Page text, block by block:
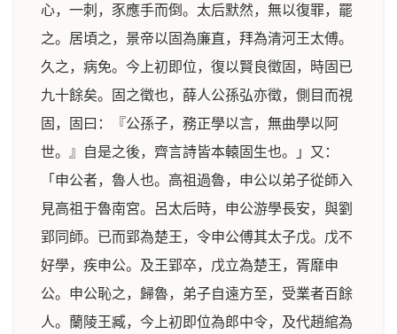
心，一刺，豕應手而倒。太后默然，無以復罪，罷
之。居頃之，景帝以固為廉直，拜為清河王太傅。
久之，病免。今上初即位，復以賢良徵固，時固已
九十餘矣。固之徵也，薛人公孫弘亦徵，側目而視
固，固曰：『公孫子，務正學以言，無曲學以阿
世。』自是之後，齊言詩皆本轅固生也。」又：
「申公者，魯人也。高祖過魯，申公以弟子從師入
見高祖于魯南宮。呂太后時，申公游學長安，與劉
郢同師。已而郢為楚王，令申公傅其太子戊。戊不
好學，疾申公。及王郢卒，戊立為楚王，胥靡申
公。申公恥之，歸魯，弟子自遠方至，受業者百餘
人。蘭陵王臧，今上初即位為郎中令，及代趙綰為